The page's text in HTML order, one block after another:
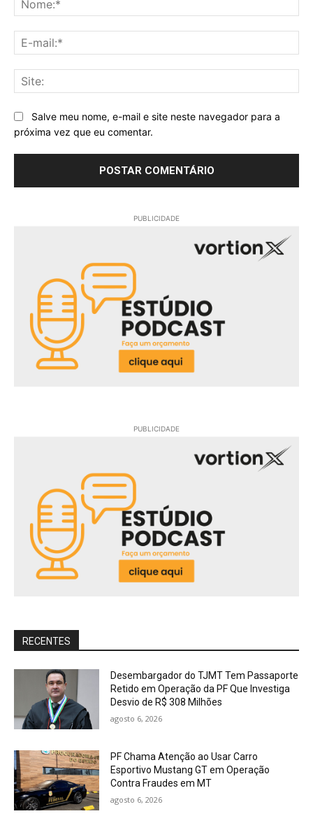
Salve meu nome, e-mail e site neste navegador para a
próxima vez que eu comentar.
PUBLICIDADE
PUBLICIDADE
RECENTES
Desembargador do TJMT Tem Passaporte
Retido em Operação da PF Que Investiga
Desvio de R$ 308 Milhões
agosto 6, 2026
PF Chama Atenção ao Usar Carro
Esportivo Mustang GT em Operação
Contra Fraudes em MT
agosto 6, 2026